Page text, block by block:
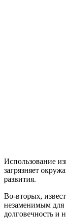
Использование
загрязняет
развития.
Во-вторых,
незаменимым для
долговечность и